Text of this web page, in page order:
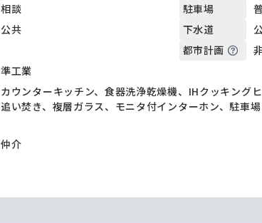
相談 駐車場
公共 下水道
都市計画
準工業
カウンターキッチン、食器洗浄乾燥機、IHクッキング
追い焚き、複層ガラス、モニタ付インターホン、駐車
仲介